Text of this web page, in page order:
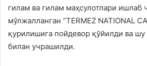
гилам ва гилам маҳсулотлари ишлаб
мўлжалланган “TERMEZ NATIONAL
қурилишига пойдевор қўйилди ва
билан учрашилди.